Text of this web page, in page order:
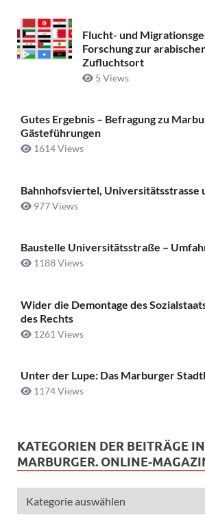
Flucht- und
Forschung zur
Zufluchtsort
5 Views
Gutes Ergebnis – Befragung zu
Gästeführungen
1614 Views
Bahnhofsviertel, Universitätsstrasse
977 Views
Baustelle Universitätsstraße ­–
1188 Views
Wider die Demontage des
des Rechts
1261 Views
Unter der Lupe: Das Marburger
1174 Views
KATEGORIEN DER BEITRÄGE
MARBURGER. ONLINE-